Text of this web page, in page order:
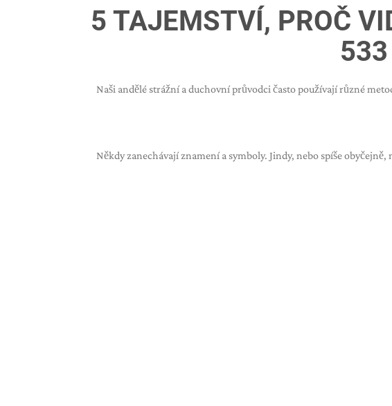
5 TAJEMSTVÍ, PROČ
533
Naši andělé strážní a duchovní průvodci často používají různé
Někdy zanechávají znamení a symboly. Jindy, nebo spíše obyčejně,